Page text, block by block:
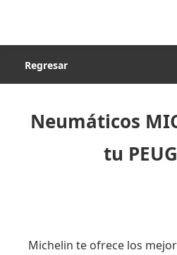
Regresar
Neumáticos
tu
Michelin te ofrece los